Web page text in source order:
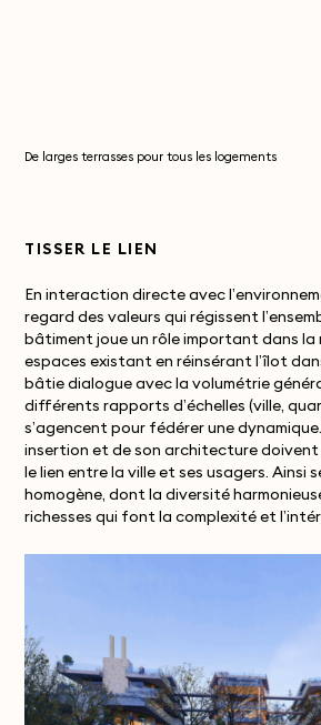
De larges terrasses pour tous les logements
TISSER LE LIEN
En interaction directe avec
regard des valeurs qui régissent
bâtiment joue un rôle important dans
espaces existant en réinsérant l’îlot
bâtie dialogue avec la volumétrie
différents rapports d’échelles (ville,
s’agencent pour fédérer une
insertion et de son architecture
le lien entre la ville et ses usagers. Ainsi
homogène, dont la diversité
richesses qui font la complexité et